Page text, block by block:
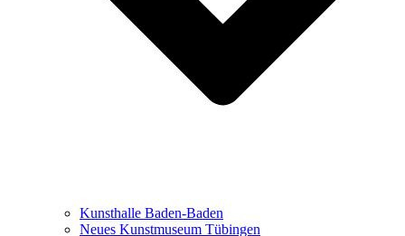
Was seither geschah
Kunstwettbewerbe, Ausschreibungen für Künstler
Kunsthalle Baden-Baden
Neues Kunstmuseum Tübingen